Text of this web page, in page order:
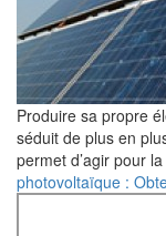
Produire sa propre
séduit de plus en
permet d’agir pour
photovoltaïque :